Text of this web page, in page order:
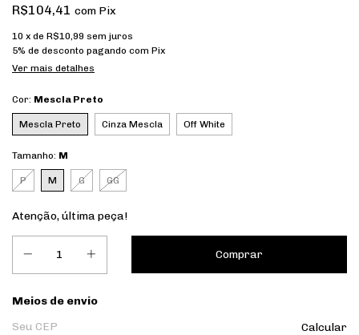
R$104,41 com Pix
10 x de R$10,99 sem juros
5% de desconto pagando com Pix
Ver mais detalhes
Cor: Mescla Preto
Mescla Preto Cinza Mescla Off White
Tamanho: M
P M G GG
Atenção, última peça!
Entregas para o CEP:
Meios de envio
Calcular